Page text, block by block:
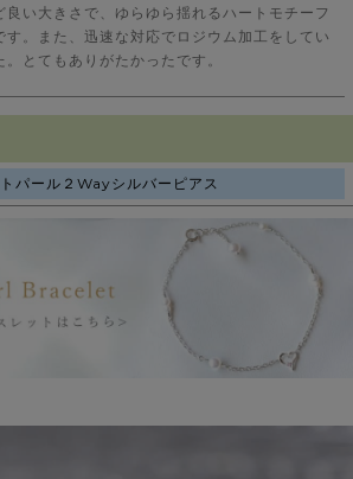
良い大きさで、ゆらゆら揺れるハートモチーフ
す。また、迅速な対応でロジウム加工をしてい
とてもありがたかったです。
パール２Wayシルバーピアス